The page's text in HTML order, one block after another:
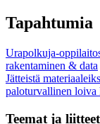
Tapahtumia
Urapolkuja-
rakentaminen & data
Jätteistä
paloturvallinen loiva
Teemat ja liitteet